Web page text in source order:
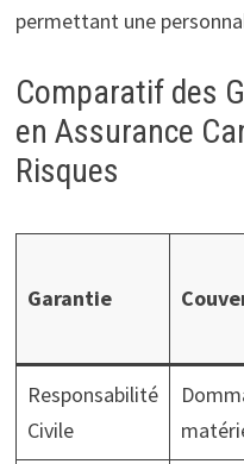
permettant une
Comparatif des
en Assurance
Risques
Garantie
Responsabilité
Civile